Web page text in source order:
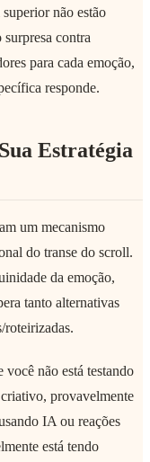
não estão
contra
para cada emoção,
responde.
Estratégia
um mecanismo
do transe do scroll.
da emoção,
tanto alternativas
roteirizadas.
você não está testando
provavelmente
IA ou reações
está tendo